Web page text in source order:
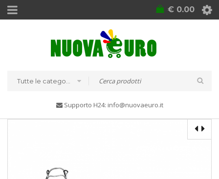
€ 0.00
Supporto H24: info@nuovaeuro.it